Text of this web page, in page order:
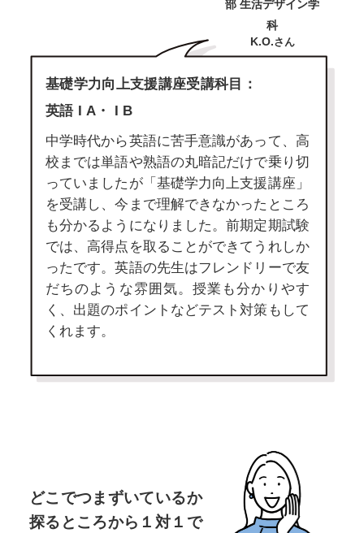
部 生活デザイン学
科
K.O.さん
基礎学力向上支援講座受講科目：
英語 I A・ I B
中学時代から英語に苦手意識があって、高
校までは単語や熟語の丸暗記だけで乗り切
っていましたが「基礎学力向上支援講座」
を受講し、今まで理解できなかったところ
も分かるようになりました。前期定期試験
では、高得点を取ることができてうれしか
ったです。英語の先生はフレンドリーで友
だちのような雰囲気。授業も分かりやす
く、出題のポイントなどテスト対策もして
くれます。
どこでつまずいているか
探るところから １対１で